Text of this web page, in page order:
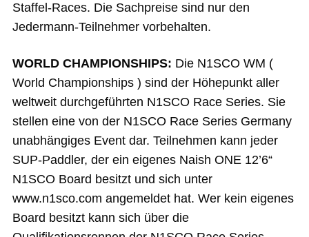
Staffel-Races. Die Sachpreise sind nur den
Jedermann-Teilnehmer vorbehalten.
WORLD CHAMPIONSHIPS: Die N1SCO WM (
World Championships ) sind der Höhepunkt aller
weltweit durchgeführten N1SCO Race Series. Sie
stellen eine von der N1SCO Race Series Germany
unabhängiges Event dar. Teilnehmen kann jeder
SUP-Paddler, der ein eigenes Naish ONE 12’6“
N1SCO Board besitzt und sich unter
www.n1sco.com angemeldet hat. Wer kein eigenes
Board besitzt kann sich über die